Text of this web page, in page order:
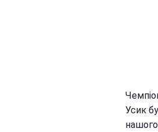
Усик
нашого